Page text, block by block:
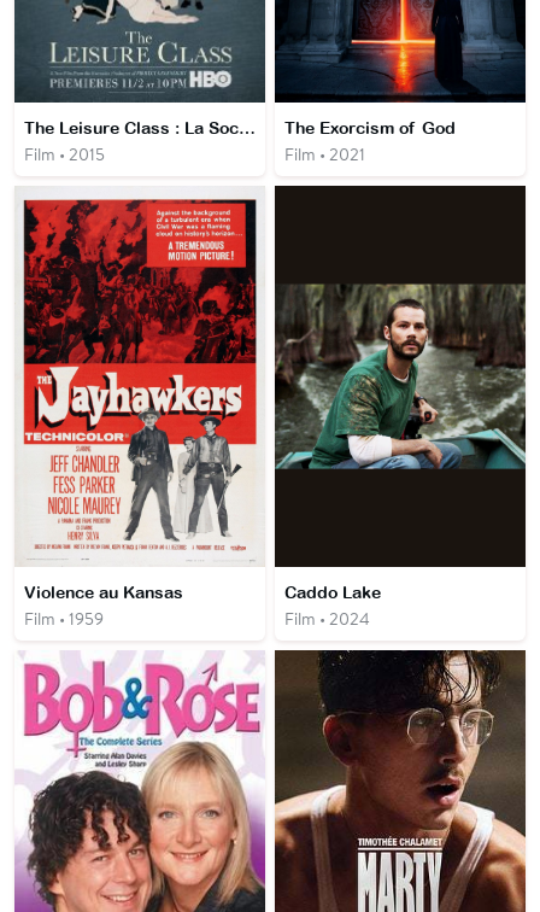
The Leisure Class : La Société de loisir
Film • 2015
The Exorcism of God
Film • 2021
Violence au Kansas
Film • 1959
Caddo Lake
Film • 2024